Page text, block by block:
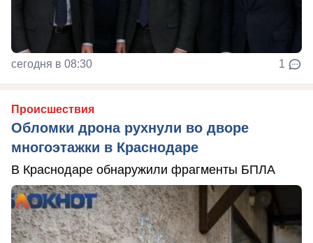
сегодня в 08:30 1
Происшествия
Обломки дрона рухнули во дворе
многоэтажки в Краснодаре
В Краснодаре обнаружили фрагменты БПЛА